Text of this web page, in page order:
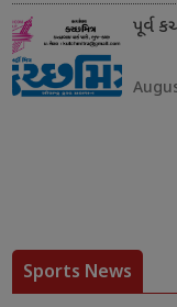
પૂર્વ
Sports News